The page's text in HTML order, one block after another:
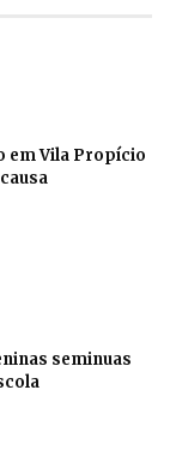
em Vila Propício
seminuas